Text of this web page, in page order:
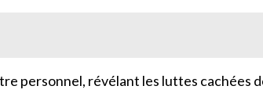
personnel, révélant les luttes cachées